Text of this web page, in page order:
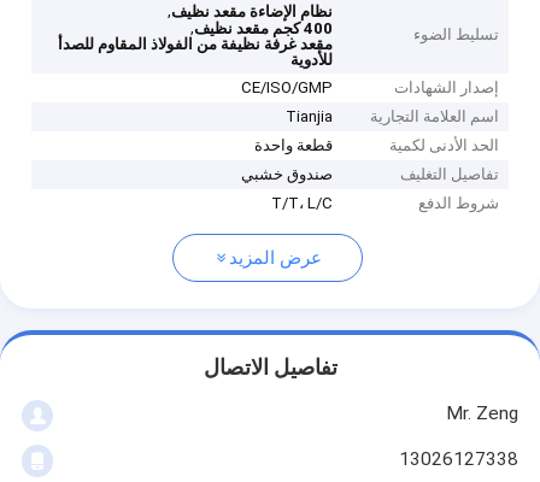
تسليط الضوء
نظام الإضاءة مقعد نظيف,
400 كجم مقعد نظيف
,
مقعد غرفة نظيفة من الفولاذ المقاوم للصدأ
للأدوية
إصدار الشهادات
CE/ISO/GMP
اسم العلامة التجارية
Tianjia
الحد الأدنى لكمية
قطعة واحدة
تفاصيل التغليف
صندوق خشبي
شروط الدفع
T/T، L/C
عرض المزيد
تفاصيل الاتصال
Mr. Zeng
13026127338